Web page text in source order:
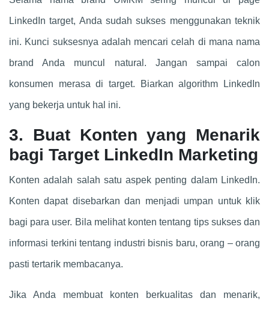
LinkedIn target, Anda sudah sukses menggunakan teknik
ini. Kunci suksesnya adalah mencari celah di mana nama
brand Anda muncul natural. Jangan sampai calon
konsumen merasa di target. Biarkan algorithm LinkedIn
yang bekerja untuk hal ini.
3. Buat Konten yang Menarik
bagi Target LinkedIn Marketing
Konten adalah salah satu aspek penting dalam LinkedIn.
Konten dapat disebarkan dan menjadi umpan untuk klik
bagi para user. Bila melihat konten tentang tips sukses dan
informasi terkini tentang industri bisnis baru, orang – orang
pasti tertarik membacanya.
Jika Anda membuat konten berkualitas dan menarik,